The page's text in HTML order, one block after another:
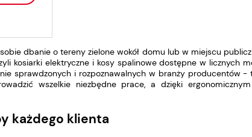
dbanie o tereny zielone wokół domu lub w miejscu
kosiarki elektryczne i kosy spalinowe dostępne w licznych
sprawdzonych i rozpoznawalnych w branży producentów -
wszelkie niezbędne prace, a dzięki
każdego klienta